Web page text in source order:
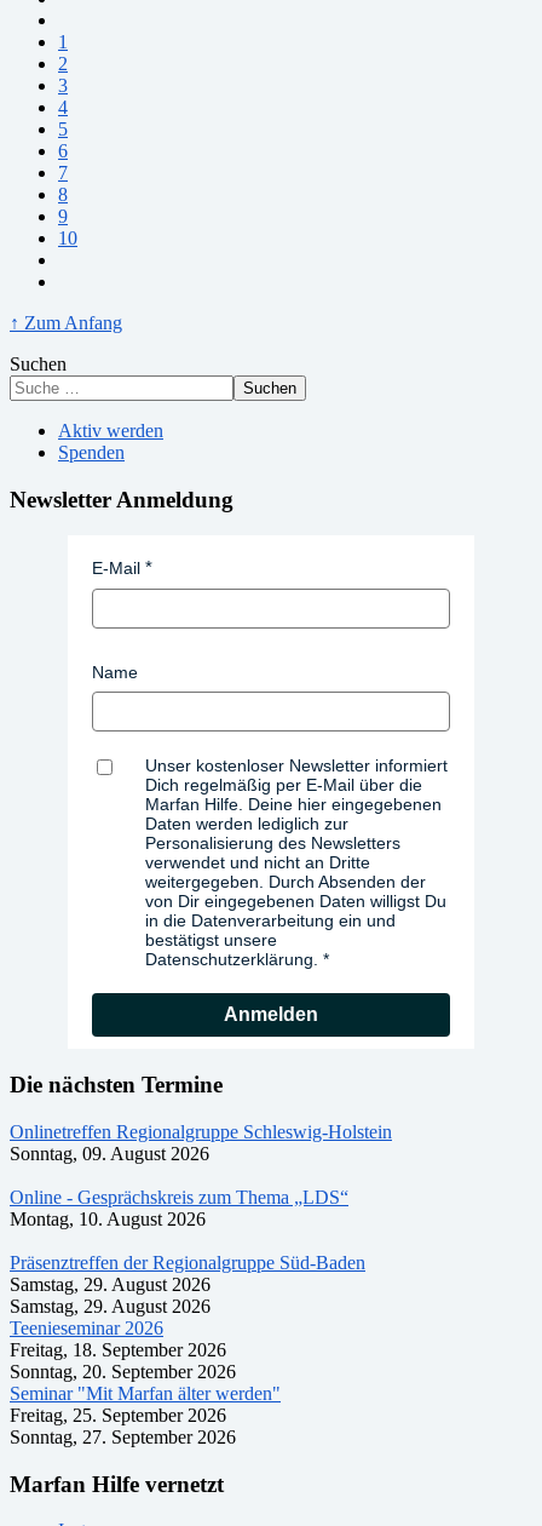
1
2
3
4
5
6
7
8
9
10
↑ Zum Anfang
Suchen
Suchen
Aktiv werden
Spenden
Newsletter Anmeldung
E-Mail
Name
Unser kostenloser Newsletter informiert
Dich regelmäßig per E-Mail über die
Marfan Hilfe. Deine hier eingegebenen
Daten werden lediglich zur
Personalisierung des Newsletters
verwendet und nicht an Dritte
weitergegeben. Durch Absenden der
von Dir eingegebenen Daten willigst Du
in die Datenverarbeitung ein und
bestätigst unsere
Datenschutzerklärung.
Anmelden
Die nächsten Termine
Onlinetreffen Regionalgruppe Schleswig-Holstein
Sonntag, 09. August 2026
Online - Gesprächskreis zum Thema „LDS“
Montag, 10. August 2026
Präsenztreffen der Regionalgruppe Süd-Baden
Samstag, 29. August 2026
Samstag, 29. August 2026
Teenieseminar 2026
Freitag, 18. September 2026
Sonntag, 20. September 2026
Seminar "Mit Marfan älter werden"
Freitag, 25. September 2026
Sonntag, 27. September 2026
Marfan Hilfe vernetzt